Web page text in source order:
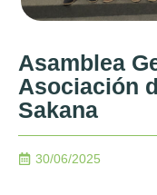
Asamblea
Asociación
Sakana
30/06/2025